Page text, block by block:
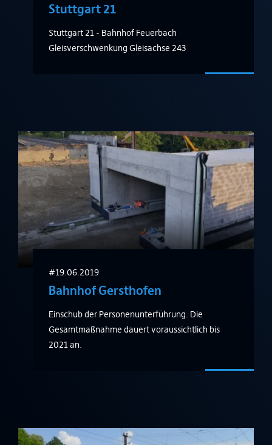
Stuttgart 21
Stuttgart 21 - Bahnhof Feuerbach
Gleisverschwenkung Gleisachse 243
#19.06.2019
Bahnhof Gersthofen
Einschub der Personenunterführung. Die
Gesamtmaßnahme dauert voraussichtlich bis
2021 an.